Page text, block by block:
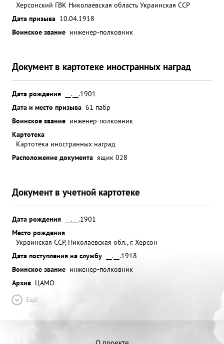
Херсонский ГВК Николаевская область Украинская ССР
Дата призыва 10.04.1918
Воинское звание инженер-полковник
Документ в картотеке иностранных наград
Дата рождения
__.__.1901
Дата и место призыва 61 пабр
Воинское звание инженер-полковник
Картотека
Картотека иностранных наград
Расположение документа ящик 028
Документ в учетной картотеке
Дата рождения
__.__.1901
Место рождения
Украинская ССР, Николаевская обл., г. Херсон
Дата поступления на службу
__.__.1918
Воинское звание инженер-полковник
Архив ЦАМО
Ещё